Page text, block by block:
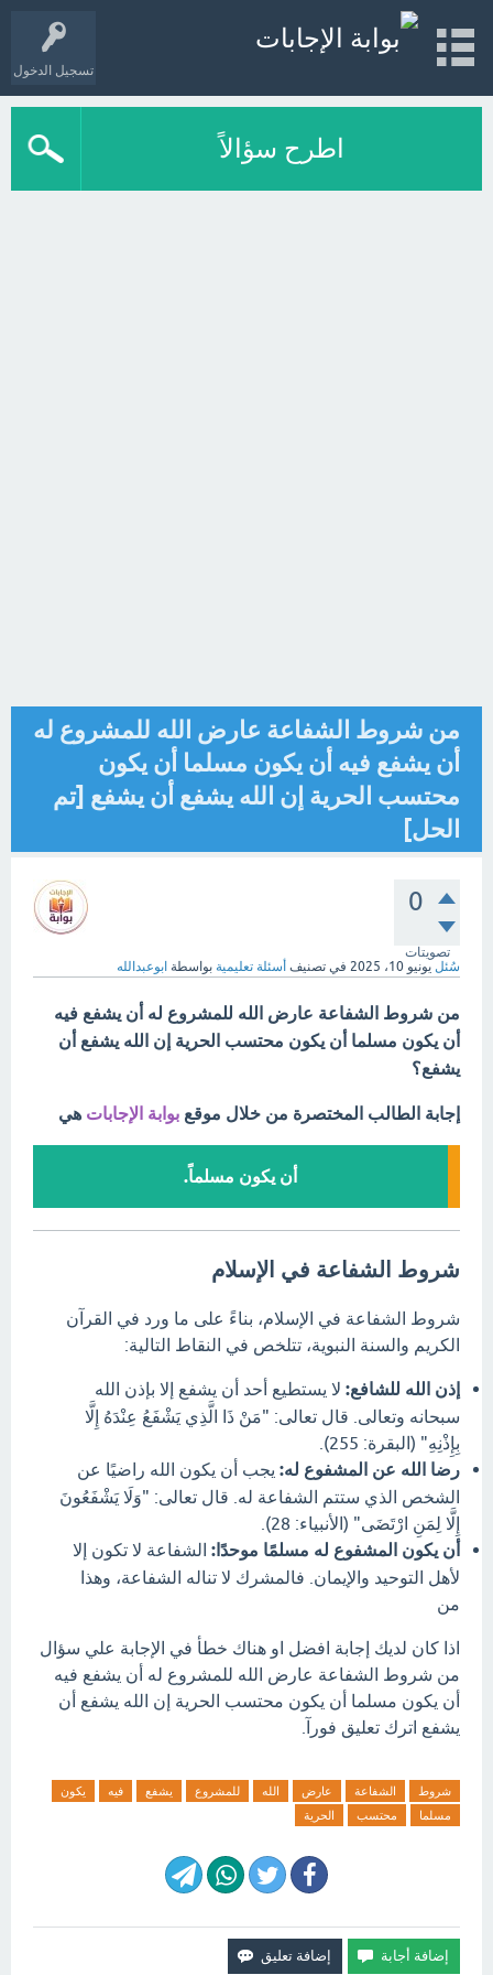
تسجيل الدخول
اطرح سؤالاً
‏من شروط الشفاعة عارض الله للمشروع له
أن يشفع ‏فيه ‏أن يكون مسلما ‏أن يكون
محتسب ‏الحرية ‏إن الله يشفع أن يشفع [تم
الحل]
0
تصويتات
سُئل يونيو 10، 2025 في تصنيف أسئلة تعليمية بواسطة ابوعبدالله
‏من شروط الشفاعة عارض الله للمشروع له أن يشفع ‏فيه
‏أن يكون مسلما ‏أن يكون محتسب ‏الحرية ‏إن الله يشفع أن
يشفع؟
إجابة الطالب المختصرة من خلال موقع بوابة الإجابات هي
أن يكون مسلماً.
شروط الشفاعة في الإسلام
شروط الشفاعة في الإسلام، بناءً على ما ورد في القرآن
الكريم والسنة النبوية، تتلخص في النقاط التالية:
إذن الله للشافع: لا يستطيع أحد أن يشفع إلا بإذن الله
سبحانه وتعالى. قال تعالى: "مَنْ ذَا الَّذِي يَشْفَعُ عِنْدَهُ إِلَّا
بِإِذْنِهِ" (البقرة:
رضا الله عن المشفوع له: يجب أن يكون الله راضيًا عن
الشخص الذي ستتم الشفاعة له. قال تعالى: "وَلَا يَشْفَعُونَ
إِلَّا لِمَنِ ارْتَضَى" (الأنبياء:
أن يكون المشفوع له مسلمًا موحدًا: الشفاعة لا تكون إلا
لأهل التوحيد والإيمان. فالمشرك لا تناله الشفاعة، وهذا
من
اذا كان لديك إجابة افضل او هناك خطأ في الإجابة علي سؤال
‏من شروط الشفاعة عارض الله للمشروع له أن يشفع ‏فيه
‏أن يكون مسلما ‏أن يكون محتسب ‏الحرية ‏إن الله يشفع أن
يشفع اترك تعليق فورآ.
شروط الشفاعة عارض الله للمشروع يشفع فيه
يكون
مسلما
محتسب الحرية